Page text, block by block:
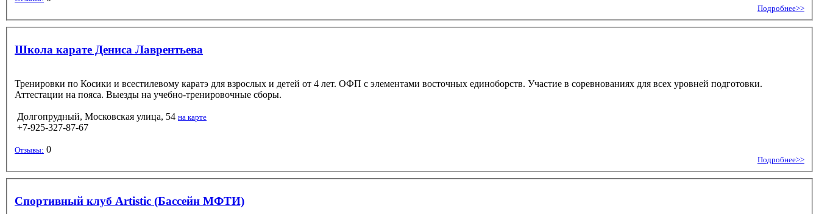
Подробнее>>
Школа карате Дениса Лаврентьева
Тренировки по Косики и всестилевому каратэ для взрослых и детей от 4 лет. ОФП с элементами восточных единоборств. Участие в соревнованиях для всех уровней подготовки.
Аттестации на пояса. Выезды на учебно-тренировочные сборы.
Долгопрудный, Московская улица, 54 на карте
+7-925-327-87-67
Отзывы: 0
Подробнее>>
Спортивный клуб Artistic (Бассейн МФТИ)